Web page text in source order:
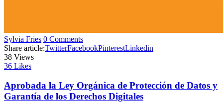
Sylvia Fries 0 Comments
Share article:TwitterFacebookPinterestLinkedin
38 Views
36 Likes
Aprobada la Ley Orgánica de Protección de Datos y
Garantía de los Derechos Digitales